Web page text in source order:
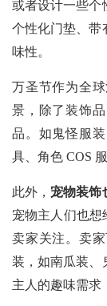
或者设计一些个
个性化门垫、带
味性。
万圣节作为全
景，除了装饰
品。如鬼怪服
具、角色 COS 服
此外， 宠物装饰
宠物主人们也想
卖家关注。卖
装，如南瓜装、
主人的趣味需求